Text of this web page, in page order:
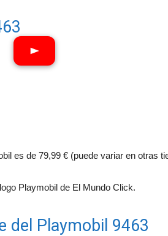
es de 79,99 € (puede variar en otras
Playmobil de El Mundo Click.
del Playmobil 9463